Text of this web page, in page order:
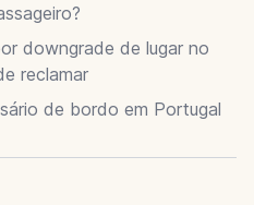
downgrade de lugar no
reclamar
de bordo em Portugal